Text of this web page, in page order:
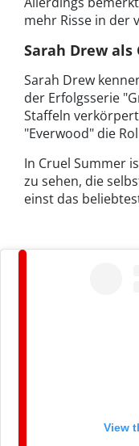
mehr Risse in der
Sarah Drew als
Sarah Drew
der Erfolgsserie
Staffeln
"Everwood" die
In Cruel Summer
zu sehen, die
einst das
View